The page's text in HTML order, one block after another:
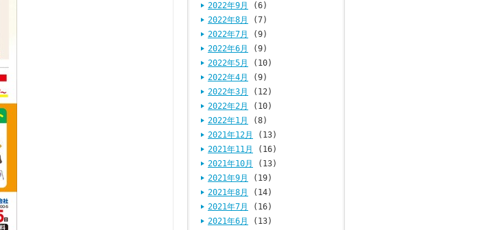
2022年9月
(6)
2022年8月
(7)
2022年7月
(9)
2022年6月
(9)
2022年5月
(10)
2022年4月
(9)
2022年3月
(12)
2022年2月
(10)
2022年1月
(8)
2021年12月
(13)
2021年11月
(16)
2021年10月
(13)
2021年9月
(19)
2021年8月
(14)
2021年7月
(16)
2021年6月
(13)